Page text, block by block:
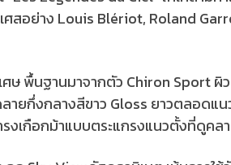
ศสอย่าง Louis Blériot, Roland
ษ พื้นฐานมาจากตัว Chiron Sport ผิ
กึ่งกลางสีขาว Gloss ยาวตลอดแน
งเกือกม้าแบบตระแกรงแนวตั้งที่ดูคล